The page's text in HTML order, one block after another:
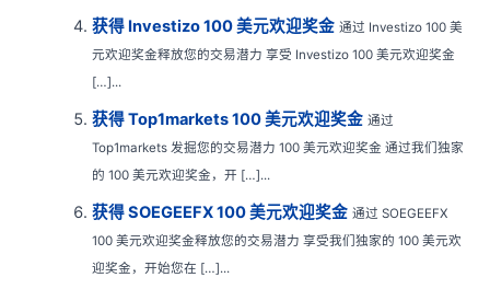
获得 Investizo 100 美元欢迎奖金 通过 Investizo 100 美
元欢迎奖金释放您的交易潜力 享受 Investizo 100 美元欢迎奖金
[…]...
获得 Top1markets 100 美元欢迎奖金 通过
Top1markets 发掘您的交易潜力 100 美元欢迎奖金 通过我们独家
的 100 美元欢迎奖金，开 […]...
获得 SOEGEEFX 100 美元欢迎奖金 通过 SOEGEEFX
100 美元欢迎奖金释放您的交易潜力 享受我们独家的 100 美元欢
迎奖金，开始您在 […]...